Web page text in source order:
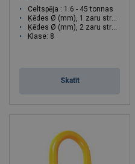
Celtspēja : 1.6 - 45 tonnas
Ķēdes Ø (mm), 1 zaru stropei: 6 - 36
Ķēdes Ø (mm), 2 zaru stropei: 6 - 32
Klase: 8
Skatīt